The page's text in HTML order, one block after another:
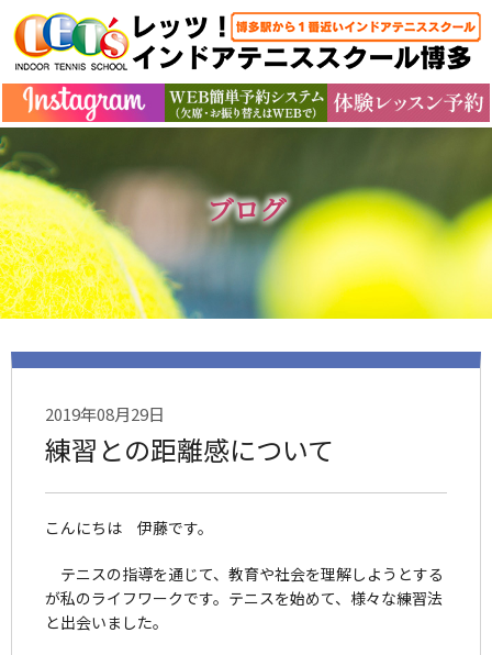
ブログ
2019年08月29日
練習との距離感について
こんにちは 伊藤です。
テニスの指導を通じて、教育や社会を理解しようとする
が私のライフワークです。テニスを始めて、様々な練習法
と出会いました。